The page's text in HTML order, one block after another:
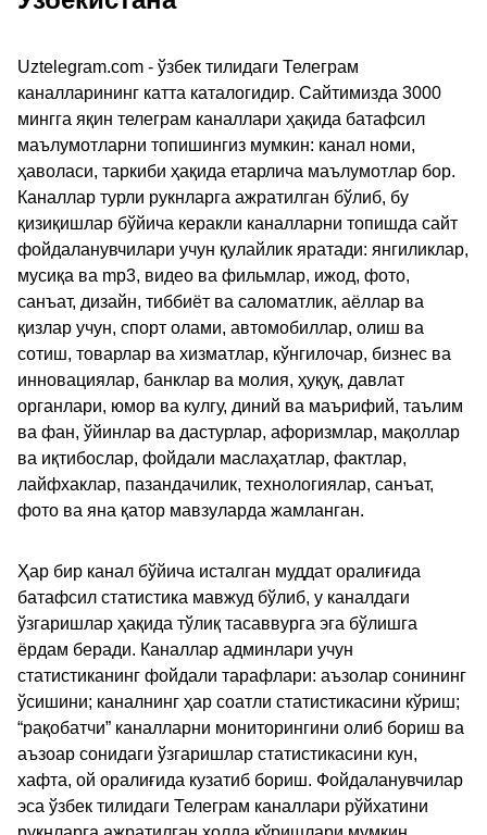
Uztelegram.com - ўзбек тилидаги Телеграм
каналларининг катта каталогидир. Сайтимизда 3000
мингга яқин телеграм каналлари ҳақида батафсил
маълумотларни топишингиз мумкин: канал номи,
ҳаволаси, таркиби ҳақида етарлича маълумотлар бор.
Каналлар турли рукнларга ажратилган бўлиб, бу
қизиқишлар бўйича керакли каналларни топишда сайт
фойдаланувчилари учун қулайлик яратади: янгиликлар,
мусиқа ва mp3, видео ва фильмлар, ижод, фото,
санъат, дизайн, тиббиёт ва саломатлик, аёллар ва
қизлар учун, спорт олами, автомобиллар, олиш ва
сотиш, товарлар ва хизматлар, кўнгилочар, бизнес ва
инновациялар, банклар ва молия, ҳуқуқ, давлат
органлари, юмор ва кулгу, диний ва маърифий, таълим
ва фан, ўйинлар ва дастурлар, афоризмлар, мақоллар
ва иқтибослар, фойдали маслаҳатлар, фактлар,
лайфхаклар, пазандачилик, технологиялар, санъат,
фото ва яна қатор мавзуларда жамланган.
Ҳар бир канал бўйича исталган муддат оралиғида
батафсил статистика мавжуд бўлиб, у каналдаги
ўзгаришлар ҳақида тўлиқ тасаввурга эга бўлишга
ёрдам беради. Каналлар админлари учун
статистиканинг фойдали тарафлари: аъзолар сонининг
ўсишини; каналнинг ҳар соатли статистикасини кўриш;
“рақобатчи” каналларни мониторингини олиб бориш ва
аъзоар сонидаги ўзгаришлар статистикасини кун,
хафта, ой оралиғида кузатиб бориш. Фойдаланувчилар
эса ўзбек тилидаги Телеграм каналлари рўйхатини